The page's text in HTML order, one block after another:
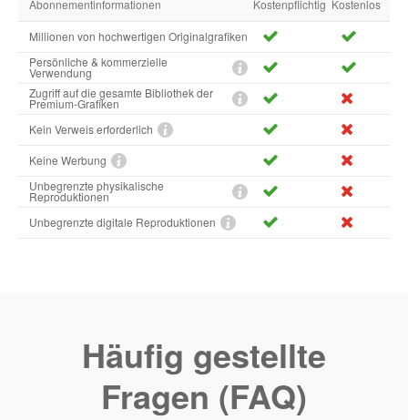
Abonnementinformationen Kostenpflichtig Kostenlos
Millionen von hochwertigen Originalgrafiken
Persönliche & kommerzielle
Verwendung
Zugriff auf die gesamte Bibliothek der
Premium-Grafiken
Kein Verweis erforderlich
Keine Werbung
Unbegrenzte physikalische
Reproduktionen
Unbegrenzte digitale Reproduktionen
Häufig gestellte
Fragen (FAQ)